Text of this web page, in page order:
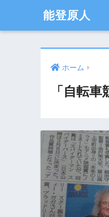
能登原人
ホーム
「自転